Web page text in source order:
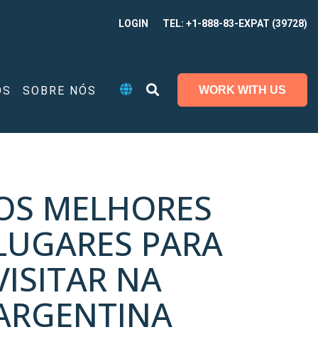
LOGIN TEL: +1-888-83-EXPAT (39728)
SOBRE NÓS WORK WITH US
MELHORES
PARA
NA